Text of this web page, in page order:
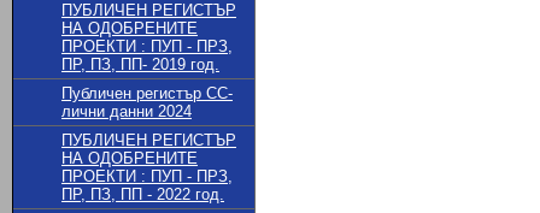
ПУБЛИЧЕН РЕГИСТЪР
НА ОДОБРЕНИТЕ
ПРОЕКТИ : ПУП - ПРЗ,
ПР, ПЗ, ПП- 2019 год.
Публичен регистър СС-
лични данни 2024
ПУБЛИЧЕН РЕГИСТЪР
НА ОДОБРЕНИТЕ
ПРОЕКТИ : ПУП - ПРЗ,
ПР, ПЗ, ПП - 2022 год.